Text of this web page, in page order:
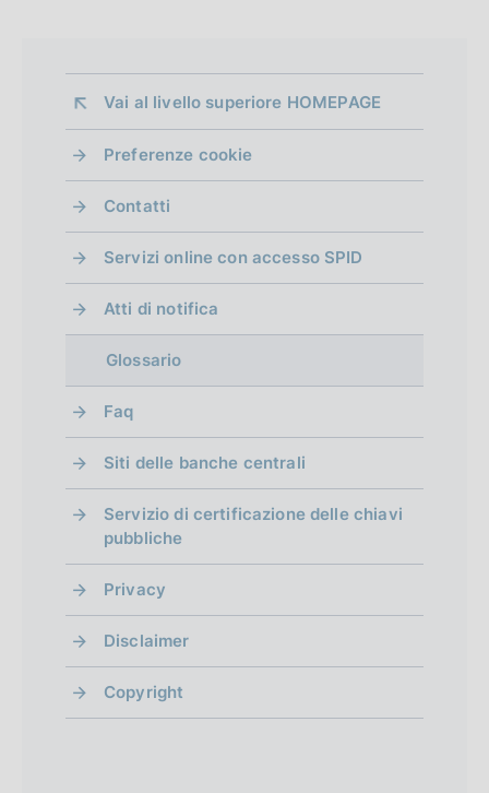
Vai al livello superiore HOMEPAGE
Preferenze cookie
Contatti
Servizi online con accesso SPID
Atti di notifica
Glossario
Faq
Siti delle banche centrali
Servizio di certificazione delle chiavi
pubbliche
Privacy
Disclaimer
Copyright